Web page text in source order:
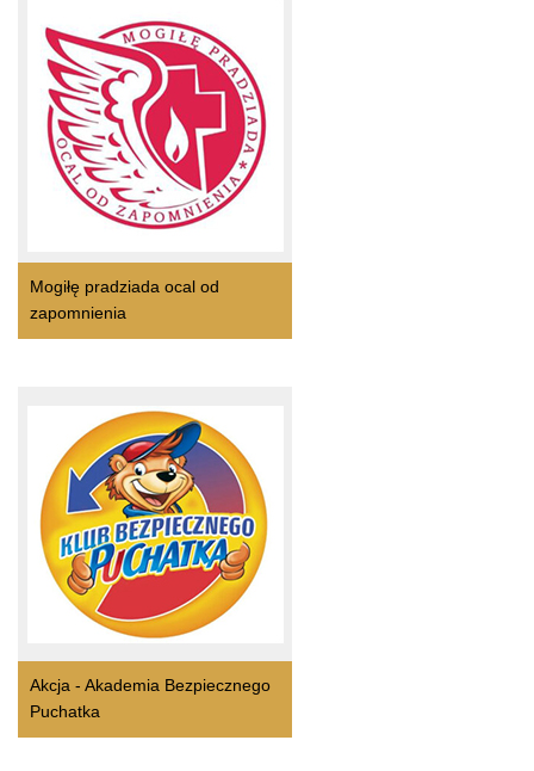
Mogiłę pradziada ocal od
zapomnienia
Akcja - Akademia Bezpiecznego
Puchatka